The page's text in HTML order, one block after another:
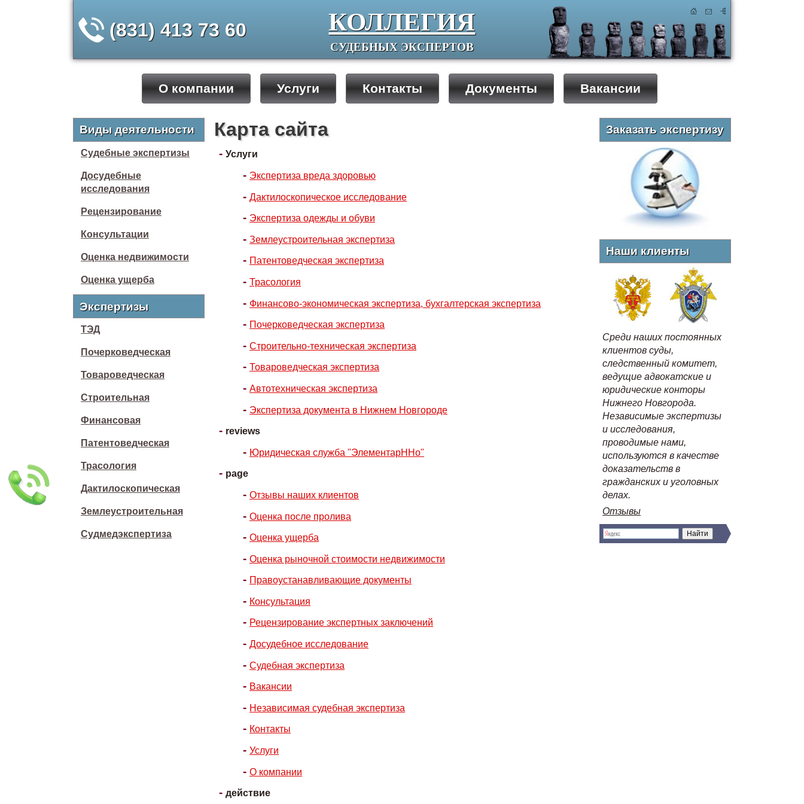
(831) 413 73 60 КОЛЛЕГИЯ
СУДЕБНЫХ ЭКСПЕРТОВ
О компании Услуги Контакты Документы Вакансии
Карта сайта
Услуги
Экспертиза вреда здоровью
Дактилоскопическое исследование
Экспертиза одежды и обуви
Землеустроительная экспертиза
Патентоведческая экспертиза
Трасология
Финансово-экономическая экспертиза, бухгалтерская экспертиза
Почерковедческая экспертиза
Строительно-техническая экспертиза
Товароведческая экспертиза
Автотехническая экспертиза
Экспертиза документа в Нижнем Новгороде
reviews
Юридическая служба "ЭлементарННо"
page
Отзывы наших клиентов
Оценка после пролива
Оценка ущерба
Оценка рыночной стоимости недвижимости
Правоустанавливающие документы
Консультация
Рецензирование экспертных заключений
Досудебное исследование
Судебная экспертиза
Вакансии
Независимая судебная экспертиза
Контакты
Услуги
О компании
действие
Виды деятельности
Судебные экспертизы
Досудебные
исследования
Рецензирование
Консультации
Оценка недвижимости
Оценка ущерба
Экспертизы
ТЭД
Почерковедческая
Товароведческая
Строительная
Финансовая
Патентоведческая
Трасология
Дактилоскопическая
Землеустроительная
Судмедэкспертиза
Заказать экспертизу
Наши клиенты
Среди наших постоянных
клиентов суды,
следственный комитет,
ведущие адвокатские и
юридические конторы
Нижнего Новгорода.
Независимые экспертизы
и исследования,
проводимые нами,
используются в качестве
доказательств в
гражданских и уголовных
делах.
Отзывы